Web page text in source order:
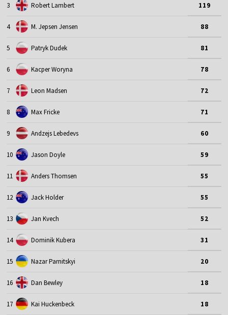
3 Robert Lambert 119
4 M. Jepsen Jensen 88
5 Patryk Dudek 81
6 Kacper Woryna 78
7 Leon Madsen 72
8 Max Fricke 71
9 Andzejs Lebedevs 60
10 Jason Doyle 59
11 Anders Thomsen 55
12 Jack Holder 55
13 Jan Kvech 52
14 Dominik Kubera 31
15 Nazar Parnitskyi 20
16 Dan Bewley 18
17 Kai Huckenbeck 18